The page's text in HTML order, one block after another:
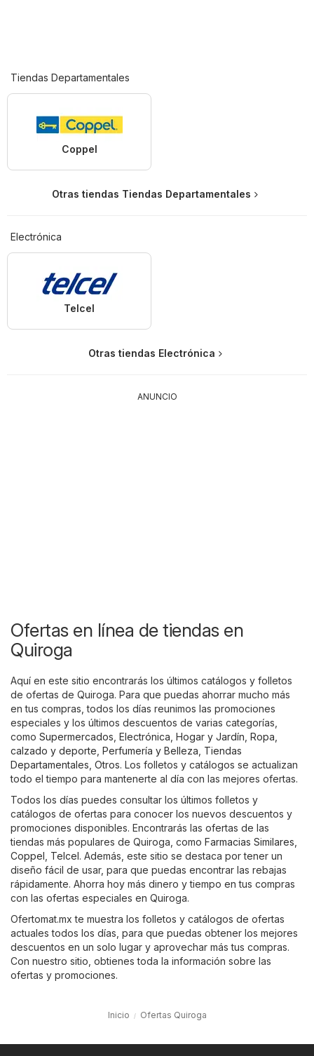
Tiendas Departamentales
Coppel
Otras tiendas Tiendas Departamentales
Electrónica
Telcel
Otras tiendas Electrónica
ANUNCIO
Ofertas en línea de tiendas en
Quiroga
Aquí en este sitio encontrarás los últimos catálogos y folletos
de ofertas de Quiroga. Para que puedas ahorrar mucho más
en tus compras, todos los días reunimos las promociones
especiales y los últimos descuentos de varias categorías,
como Supermercados Electrónica Hogar y Jardín Ropa,
calzado y deporte Perfumería y Belleza Tiendas
Departamentales Otros. Los folletos y catálogos se actualizan
todo el tiempo para mantenerte al día con las mejores ofertas.
Todos los días puedes consultar los últimos folletos y
catálogos de ofertas para conocer los nuevos descuentos y
promociones disponibles. Encontrarás las ofertas de las
tiendas más populares de Quiroga, como Farmacias Similares
Coppel Telcel. Además, este sitio se destaca por tener un
diseño fácil de usar, para que puedas encontrar las rebajas
rápidamente. Ahorra hoy más dinero y tiempo en tus compras
con las ofertas especiales en Quiroga.
Ofertomat.mx te muestra los folletos y catálogos de ofertas
actuales todos los días, para que puedas obtener los mejores
descuentos en un solo lugar y aprovechar más tus compras.
Con nuestro sitio, obtienes toda la información sobre las
ofertas y promociones.
Inicio Ofertas Quiroga